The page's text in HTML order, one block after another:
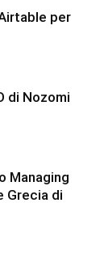
per
di Nozomi
Managing
Grecia di